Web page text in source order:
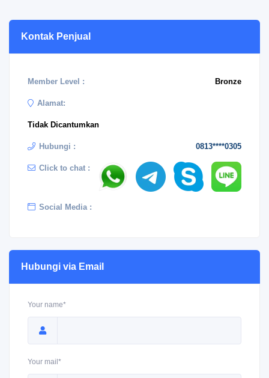
Kontak Penjual
Member Level : Bronze
Alamat:
Tidak Dicantumkan
Hubungi : 0813****0305
Click to chat :
Social Media :
Hubungi via Email
Your name*
Your mail*